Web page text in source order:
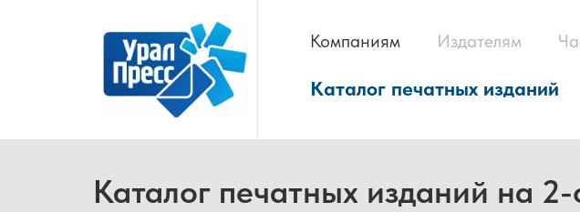
Компаниям Издателям
Каталог печатных изданий
Каталог печатных изданий на